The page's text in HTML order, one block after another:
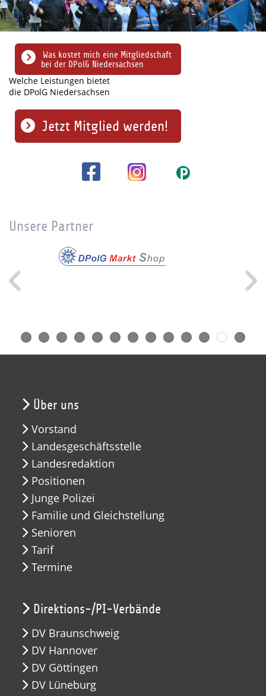
Was kostet mich eine Mitgliedschaft
bei der DPolG Niedersachsen
Welche Leistungen bietet
die DPolG Niedersachsen
Jetzt Mitglied werden!
Unsere Partner
Über uns
Vorstand
Landesgeschäftsstelle
Landesredaktion
Positionen
Junge Polizei
Familie und Gleichstellung
Senioren
Tarif
Termine
Direktions-/PI-Verbände
DV Braunschweig
DV Hannover
DV Göttingen
DV Lüneburg